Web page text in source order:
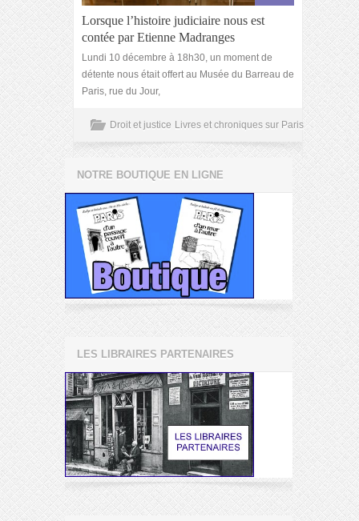
Lorsque l’histoire judiciaire nous est
contée par Etienne Madranges
Lundi 10 décembre à 18h30, un moment de
détente nous était offert au Musée du Barreau de
Paris, rue du Jour,
Droit et justice Livres et chroniques sur Paris
NOTRE BOUTIQUE EN LIGNE
LES LIBRAIRES PARTENAIRES